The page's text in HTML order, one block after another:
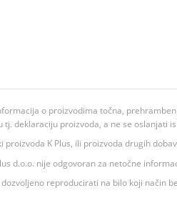
o proizvodima točna,
deklaraciju proizvoda, a ne se oslanjati
K Plus, ili proizvoda drugih
d.o.o. nije odgovoran za netočne
reproducirati na bilo koji način